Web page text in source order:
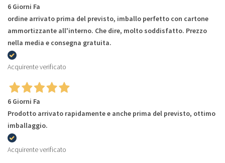
6 Giorni Fa
ordine arrivato prima del previsto, imballo perfetto con cartone
ammortizzante all'interno. Che dire, molto soddisfatto. Prezzo
nella media e consegna gratuita.
Acquirente verificato
6 Giorni Fa
Prodotto arrivato rapidamente e anche prima del previsto, ottimo
imballaggio.
Acquirente verificato